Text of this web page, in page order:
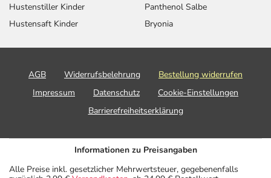
Hustenstiller Kinder
Hustensaft Kinder
Panthenol Salbe
Bryonia
AGB Widerrufsbelehrung
Bestellung widerrufen
Impressum
Datenschutz
Cookie-Einstellungen
Barrierefreiheitserklärung
Informationen zu Preisangaben
Alle Preise inkl. gesetzlicher Mehrwertsteuer, gegebenenfalls